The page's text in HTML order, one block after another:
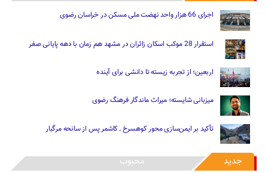
اجرای 66 هزار واحد نهضت ملی مسکن در خراسان رضوی
استقرار 28 موکب اسکان زائران در مشهد هم زمان با دهه پایانی صفر
اربعین؛ از تجربه زیسته تا دانشی برای آینده
میزبانی شایسته؛ میراث ماندگار فرهنگ رضوی
تأکید بر ایمن‌سازی محور کوهسرخ ـ کاشمر پس از سانحه مرگبار
جدید محبوب